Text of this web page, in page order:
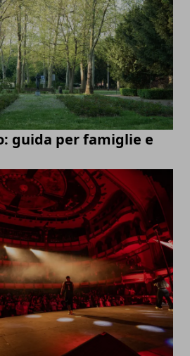
guida per famiglie e